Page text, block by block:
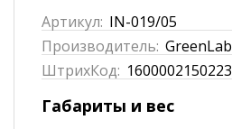
Артикул: IN-019/05
Производитель: GreenLab
ШтрихКод: 1600002150223
Габариты и вес